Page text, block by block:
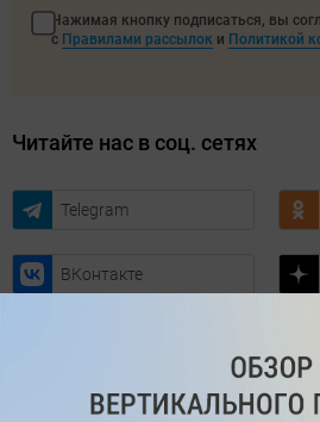
Нажимая кнопку подписаться, вы
с Правилами рассылок и Политикой
Читайте нас в соц. сетях
Telegram
ВКонтакте